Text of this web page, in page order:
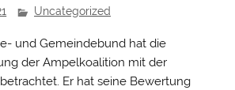
Uncategorized
und Gemeindebund hat die
der Ampelkoalition mit der
Er hat seine Bewertung